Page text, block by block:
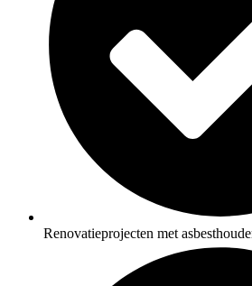
Renovatieprojecten met